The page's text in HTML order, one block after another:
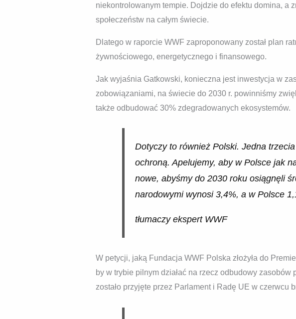
niekontrolowanym tempie. Dojdzie do efektu domina, a
społeczeństw na całym świecie.
Dlatego w raporcie WWF zaproponowany został plan
żywnościowego, energetycznego i finansowego.
Jak wyjaśnia Gatkowski, konieczna jest inwestycja w
zobowiązaniami, na świecie do 2030 r. powinniśmy
także odbudować 30% zdegradowanych ekosystemów.
Dotyczy to również Polski. Jedna
ochroną. Apelujemy, aby w Polsce jak
nowe, abyśmy do 2030 roku osiągnęli
narodowymi wynosi 3,4%, a w Polsce
tłumaczy ekspert WWF
W petycji, jaką Fundacja WWF Polska złożyła do
by w trybie pilnym działać na rzecz odbudowy
zostało przyjęte przez Parlament i Radę UE w czerwcu